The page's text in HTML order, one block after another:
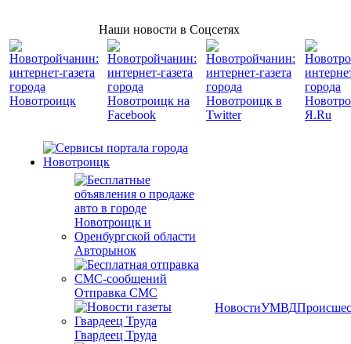
Наши новости в Соцсетях
Авторынок
Отправка СМС
Гвардеец Труда
НовостиУМВД